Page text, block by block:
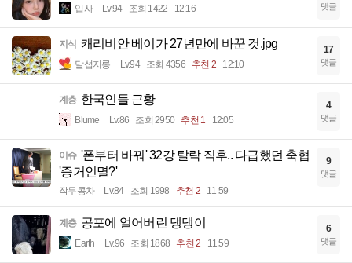
입사 Lv.94 조회 1422 12:16 댓글
지식 캐리비안 베이가 27년만에 바꾼 것.jpg
달섭지롱 Lv.94 조회 4356 추천 2 12:10
17
댓글
계층 한국인들 근황
Blume Lv.86 조회 2950 추천 1 12:05
4
댓글
이슈 '폰부터 바꿔' 32강 탈락 직후.. 다급했던 축협
'증거인멸?'
작두콩차 Lv.84 조회 1998 추천 2 11:59
9
댓글
계층 공포에 얼어버린 댕댕이
Earth Lv.96 조회 1868 추천 2 11:59
6
댓글